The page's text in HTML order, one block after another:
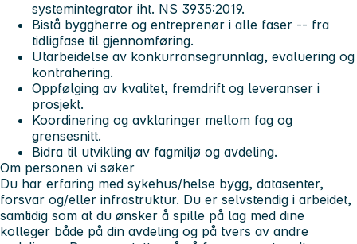
systemintegrator iht. NS 3935:2019.
Bistå byggherre og entreprenør i alle faser -- fra
tidligfase til gjennomføring.
Utarbeidelse av konkurransegrunnlag, evaluering og
kontrahering.
Oppfølging av kvalitet, fremdrift og leveranser i
prosjekt.
Koordinering og avklaringer mellom fag og
grensesnitt.
Bidra til utvikling av fagmiljø og avdeling.
Om personen vi søker
Du har erfaring med sykehus/helse bygg, datasenter,
forsvar og/eller infrastruktur. Du er selvstendig i arbeidet,
samtidig som at du ønsker å spille på lag med dine
kolleger både på din avdeling og på tvers av andre